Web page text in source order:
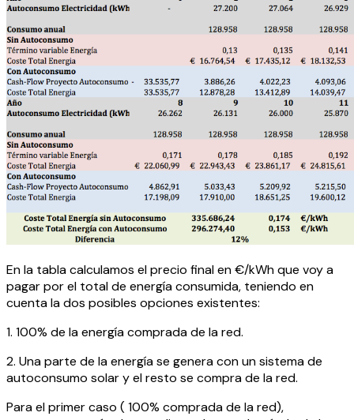
En la tabla calculamos el precio final en €/kWh que voy a
pagar por el total de energía consumida, teniendo en
cuenta la dos posibles opciones existentes:
1. 100% de la energía comprada de la red.
2. Una parte de la energía se genera con un sistema de
autoconsumo solar y el resto se compra de la red.
Para el primer caso ( 100% comprada de la red),